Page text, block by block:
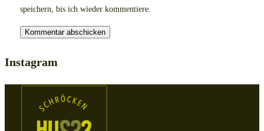
speichern, bis ich wieder kommentiere.
Instagram